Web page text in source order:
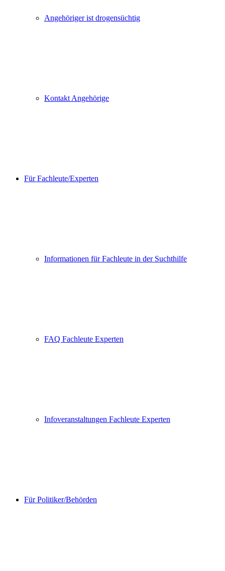
Angehöriger ist drogensüchtig
Kontakt Angehörige
Für Fachleute/Experten
Informationen für Fachleute in der Suchthilfe
FAQ Fachleute Experten
Infoveranstaltungen Fachleute Experten
Für Politiker/Behörden